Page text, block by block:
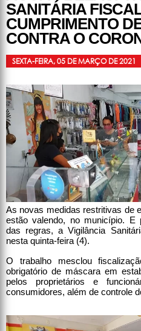
SANITÁRIA
CUMPRIMENTO
CONTRA O
SEXTA-FEIRA, 05 DE MARÇO DE 2021
As novas medidas restritivas de
estão valendo, no município. E
das regras, a Vigilância
nesta quinta-feira (4).
O trabalho mesclou
obrigatório de máscara em
pelos proprietários e
consumidores, além de controle